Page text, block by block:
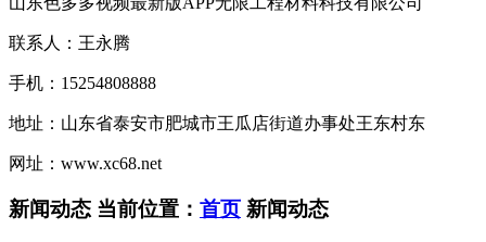
联系人：王永腾
手机：15254808888
地址：山东省泰安市肥城市王瓜店街道办事处王东村东
网址：www.xc68.net
新闻动态 当前位置： 首页 新闻动态